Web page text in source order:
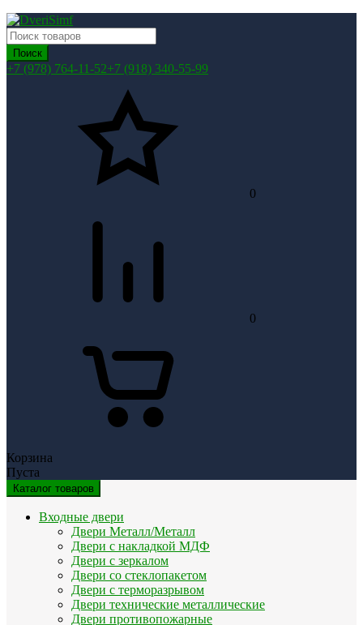
Поиск
+7 (978) 764-11-52+7 (918) 340-55-99
0
0
Корзина
Пуста
Каталог товаров
Входные двери
Двери Металл/Металл
Двери с накладкой МДФ
Двери с зеркалом
Двери со стеклопакетом
Двери с терморазрывом
Двери технические металлические
Двери противопожарные